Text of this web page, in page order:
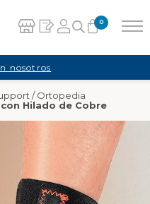
0
Carrito
productos en el carrito.
nosotros
/Ortopedia
Hilado de Cobre